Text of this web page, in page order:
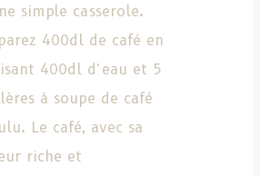
simple casserole.
400dl de café en
400dl d’eau et 5
à soupe de café
Le café, avec sa
riche et